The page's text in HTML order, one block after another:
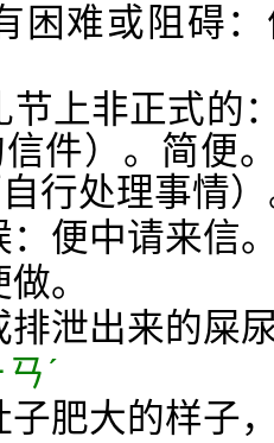
难或阻碍
上非正式的
件）。简便
行处理事情
便中请来信
。
泄出来的屎
ˊ
肥大的样子